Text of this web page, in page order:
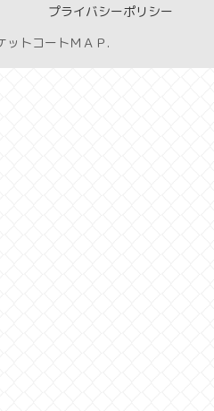
プライバシーポリシー
トコートＭＡＰ.